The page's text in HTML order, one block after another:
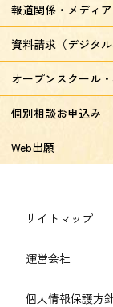
報道関係・メディ
資料請求（デジタ
オープンスクール
個別相談お申込み
Web出願
サイトマップ
運営会社
個人情報保護方